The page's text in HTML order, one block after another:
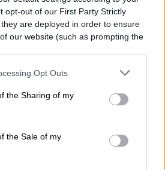
opt-out of our First Party Strictly
are deployed in order to ensure
our website (such as prompting the
Opt Outs
the Sharing of my
the Sale of my
de transeúntes y
Ángeles: desde el
dentro de una valla
a nueve metros de
Boulevard, en la
Avenue, en West
forma parte de una